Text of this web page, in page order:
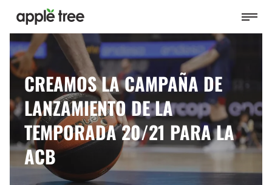
CREAMOS LA CAMPAÑA DE
LANZAMIENTO DE LA
TEMPORADA 20/21 PARA LA
ACB